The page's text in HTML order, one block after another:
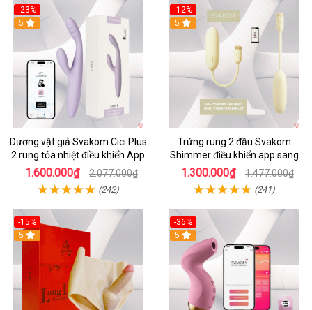
-23%
5
Dương vật giả Svakom Cici Plus
2 rung tỏa nhiệt điều khiển App
1.600.000₫ 2.077.000₫
(242)
-12%
5
Trứng rung 2 đầu Svakom
Shimmer điều khiển app sang
trọng chất lượng
1.300.000₫ 1.477.000₫
(241)
-15%
5
-36%
5